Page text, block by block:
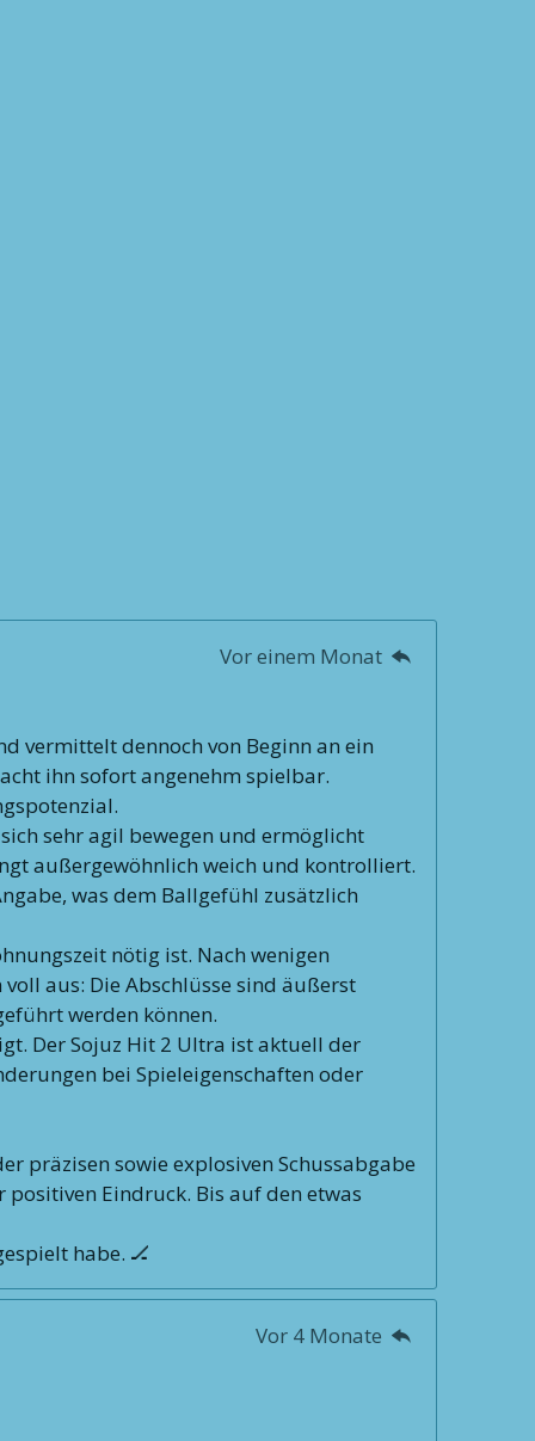
Vor einem Monat
vermittelt dennoch von Beginn an ein
ihn sofort angenehm spielbar.
sehr agil bewegen und ermöglicht
außergewöhnlich weich und kontrolliert.
was dem Ballgefühl zusätzlich
nötig ist. Nach wenigen
aus: Die Abschlüsse sind äußerst
werden können.
Der Sojuz Hit 2 Ultra ist aktuell der
bei Spieleigenschaften oder
präzisen sowie explosiven Schussabgabe
Eindruck. Bis auf den etwas
habe. 🏒
Vor 4 Monate